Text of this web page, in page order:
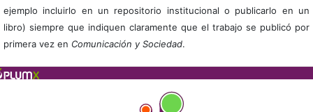
ejemplo incluirlo en un repositorio institucional o publicarlo en un
libro) siempre que indiquen claramente que el trabajo se publicó por
primera vez en Comunicación y Sociedad.